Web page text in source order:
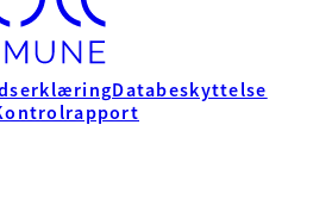
Databeskyttelse